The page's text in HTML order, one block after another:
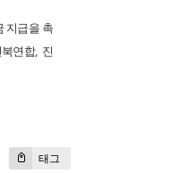
지급을 촉
연합, 진
태그